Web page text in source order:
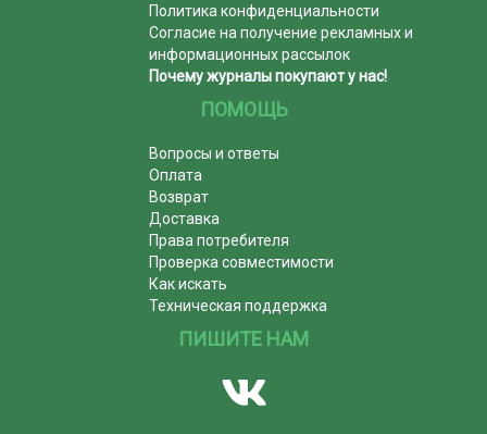
Политика конфиденциальности
Согласие на получение рекламных и
информационных рассылок
Почему журналы покупают у нас!
ПОМОЩЬ
Вопросы и ответы
Оплата
Возврат
Доставка
Права потребителя
Проверка совместимости
Как искать
Техническая поддержка
ПИШИТЕ НАМ